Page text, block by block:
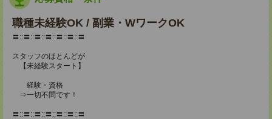
職種未経験OK / 副業・WワークOK
〓::〓::〓::〓::〓::〓::〓
スタッフのほとんどが
【未経験スタート】
経験・資格
⇒一切不問です！
〓::〓::〓::〓::〓::〓::〓